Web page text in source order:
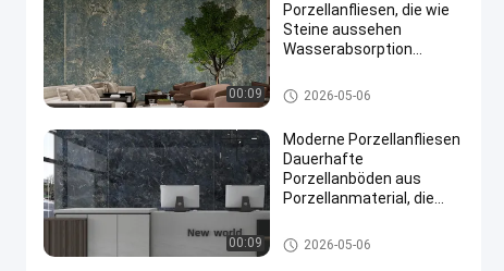
00:09
Porzellanfliesen, die wie
Steine aussehen
Wasserabsorption
Langlebige stilvolle
Bodenbelaglösung
Moderne Porzellan-Fliese
2026-05-06
00:09
Moderne Porzellanfliesen
Dauerhafte
Porzellanböden aus
Porzellanmaterial, die
stilvolles Aussehen
gewährleisten
Moderne Porzellan-Fliese
2026-05-06